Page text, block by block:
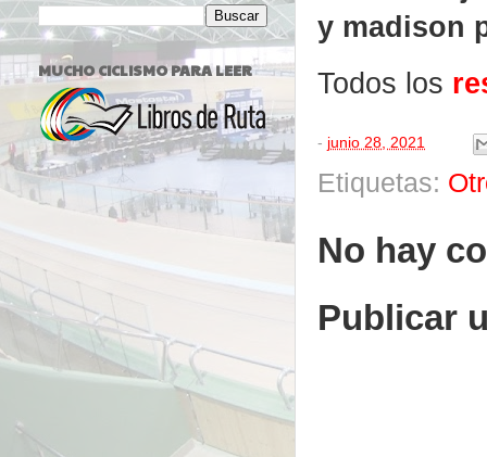
y madison
Todos los
- junio 28, 2021
Etiquetas:
No hay
Publicar
MUCHO CICLISMO PARA LEER